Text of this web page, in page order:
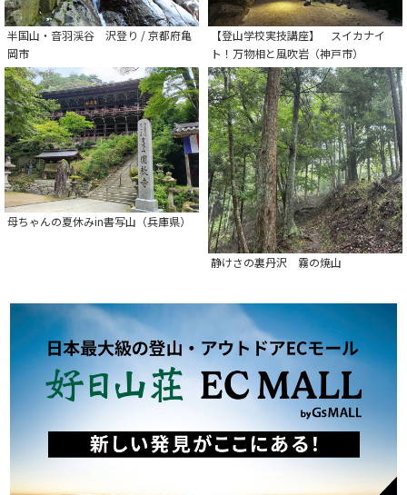
半国山・音羽渓谷 沢登り / 京都府亀
岡市
【登山学校実技講座】 スイカナイ
ト！万物相と風吹岩（神戸市）
母ちゃんの夏休みin書写山（兵庫県）
静けさの裏丹沢 霧の焼山